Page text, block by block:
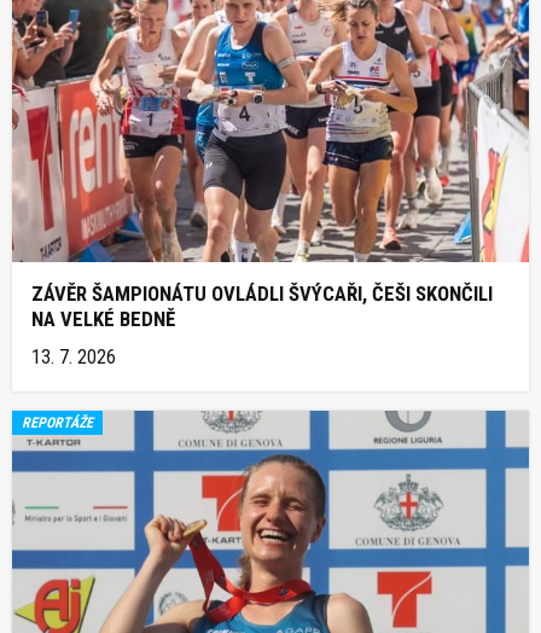
ZÁVĚR ŠAMPIONÁTU OVLÁDLI ŠVÝCAŘI, ČEŠI SKONČILI
NA VELKÉ BEDNĚ
13. 7. 2026
REPORTÁŽE